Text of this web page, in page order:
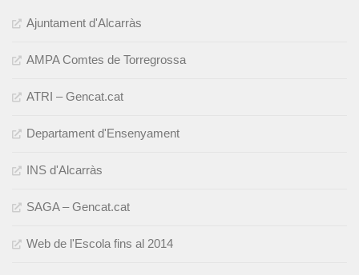
Ajuntament d'Alcarràs
AMPA Comtes de Torregrossa
ATRI – Gencat.cat
Departament d'Ensenyament
INS d'Alcarràs
SAGA – Gencat.cat
Web de l'Escola fins al 2014